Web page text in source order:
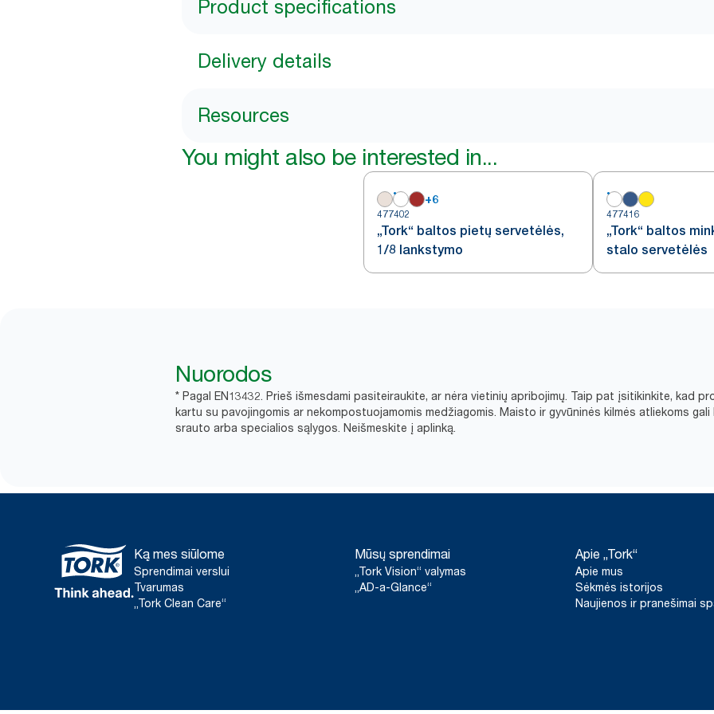
Product specifications
Delivery details
Resources
You might also be interested in...
+6
477402
„Tork“ baltos pietų servetėlės,
1/8 lankstymo
477416
„Tork“ baltos
stalo servetėlės
Nuorodos
* Pagal EN13432. Prieš išmesdami pasiteiraukite, ar nėra vietinių apribojimų. Taip pat įsitikinkite, kad
kartu su pavojingomis ar nekompostuojamomis medžiagomis. Maisto ir gyvūninės kilmės atliekoms
srauto arba specialios sąlygos. Neišmeskite į aplinką.​
Ką mes siūlome
Sprendimai verslui
Tvarumas
„Tork Clean Care“
Mūsų sprendimai
„Tork Vision“ valymas
„AD-a-Glance“
Apie „Tork“
Apie mus
Sėkmės istorijos
Naujienos ir pranešimai